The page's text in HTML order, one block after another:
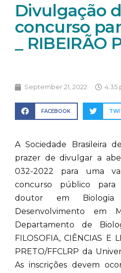
Divulgação
concurso
_ RIBEIRÃO
September 21, 2022 4:35
FACEBOOK
A Sociedade Brasileira
prazer de divulgar a
032-2022 para uma
concurso público para
doutor em
Desenvolvimento em
Departamento de
FILOSOFIA, CIÊNCIAS E
PRETO/FFCLRP da
As inscrições devem